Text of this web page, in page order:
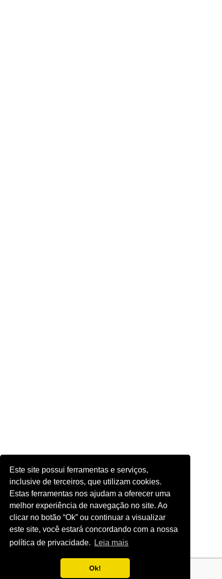
Este site possui ferramentas e serviços,
inclusive de terceiros, que utilizam cookies.
Estas ferramentas nos ajudam a oferecer uma
melhor experiência de navegação no site. Ao
clicar no botão “Ok” ou continuar a visualizar
este site, você estará concordando com a nossa
política de privacidade.
Leia mais
Ok!